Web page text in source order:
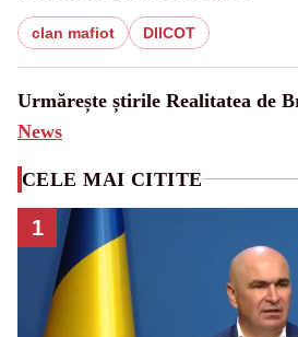
clan mafiot DIICOT
Urmărește știrile Realitatea de
News
CELE MAI CITITE
1